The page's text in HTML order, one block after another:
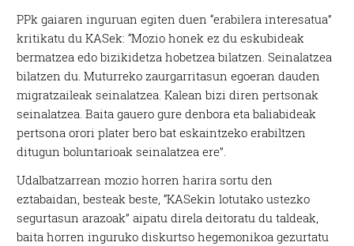
PPk gaiaren inguruan egiten duen “erabilera interesatua”
kritikatu du KASek: “Mozio honek ez du eskubideak
bermatzea edo bizikidetza hobetzea bilatzen. Seinalatzea
bilatzen du. Muturreko zaurgarritasun egoeran dauden
migratzaileak seinalatzea. Kalean bizi diren pertsonak
seinalatzea. Baita gauero gure denbora eta baliabideak
pertsona orori plater bero bat eskaintzeko erabiltzen
ditugun boluntarioak seinalatzea ere”.
Udalbatzarrean mozio horren harira sortu den
eztabaidan, besteak beste, “KASekin lotutako ustezko
segurtasun arazoak” aipatu direla deitoratu du taldeak,
baita horren inguruko diskurtso hegemonikoa gezurtatu